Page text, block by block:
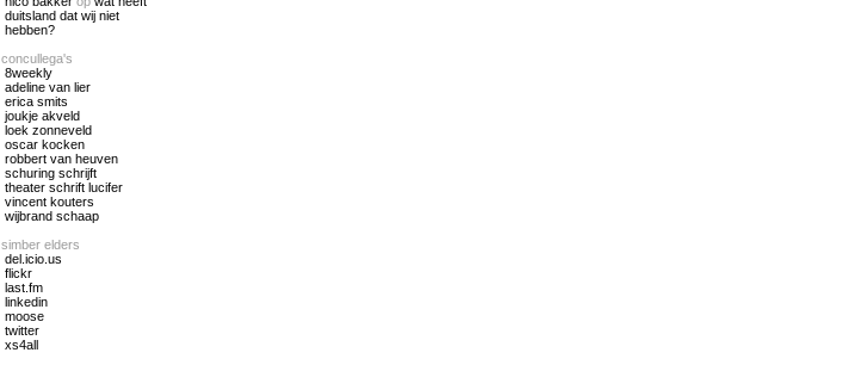
duitsland dat wij niet
hebben?
concullega's
8weekly
adeline van lier
erica smits
joukje akveld
loek zonneveld
oscar kocken
robbert van heuven
schuring schrijft
theater schrift lucifer
vincent kouters
wijbrand schaap
simber elders
del.icio.us
flickr
last.fm
linkedin
moose
twitter
xs4all